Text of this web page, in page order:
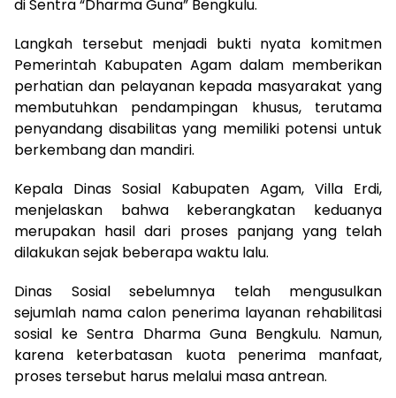
di Sentra “Dharma Guna” Bengkulu.
Langkah tersebut menjadi bukti nyata komitmen
Pemerintah Kabupaten Agam dalam memberikan
perhatian dan pelayanan kepada masyarakat yang
membutuhkan pendampingan khusus, terutama
penyandang disabilitas yang memiliki potensi untuk
berkembang dan mandiri.
Kepala Dinas Sosial Kabupaten Agam, Villa Erdi,
menjelaskan bahwa keberangkatan keduanya
merupakan hasil dari proses panjang yang telah
dilakukan sejak beberapa waktu lalu.
Dinas Sosial sebelumnya telah mengusulkan
sejumlah nama calon penerima layanan rehabilitasi
sosial ke Sentra Dharma Guna Bengkulu. Namun,
karena keterbatasan kuota penerima manfaat,
proses tersebut harus melalui masa antrean.